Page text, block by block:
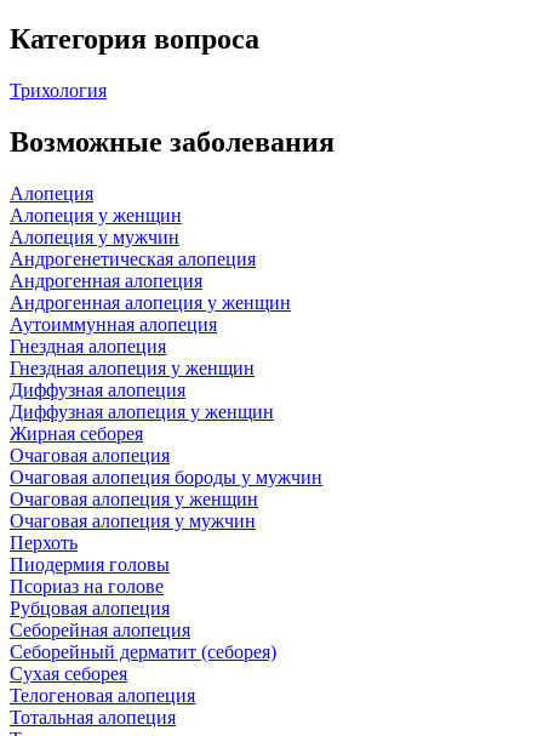
Категория вопроса
Трихология
Возможные заболевания
Алопеция
Алопеция у женщин
Алопеция у мужчин
Андрогенетическая алопеция
Андрогенная алопеция
Андрогенная алопеция у женщин
Аутоиммунная алопеция
Гнездная алопеция
Гнездная алопеция у женщин
Диффузная алопеция
Диффузная алопеция у женщин
Жирная себорея
Очаговая алопеция
Очаговая алопеция бороды у мужчин
Очаговая алопеция у женщин
Очаговая алопеция у мужчин
Перхоть
Пиодермия головы
Псориаз на голове
Рубцовая алопеция
Себорейная алопеция
Себорейный дерматит (себорея)
Сухая себорея
Телогеновая алопеция
Тотальная алопеция